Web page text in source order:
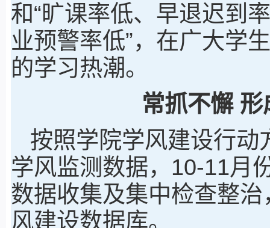
和“旷课率低、早退迟到
业预警率低”，在广大学
的学习热潮。
常抓不懈
按照学院学风建设行动
学风监测数据，10-11月
数据收集及集中检查整
风建设数据库。